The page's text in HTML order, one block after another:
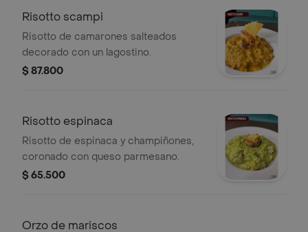
Risotto scampi
Risotto de camarones salteados
decorado con un lagostino.
$ 87.800
Risotto espinaca
Risotto de espinaca y champiñones,
coronado con queso parmesano.
$ 65.500
Orzo de mariscos